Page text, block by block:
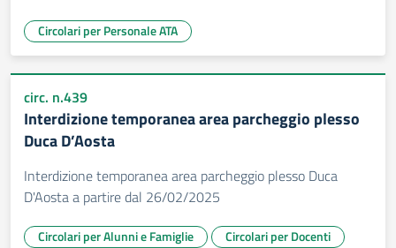
Circolari per Personale ATA
circ. n.439
Interdizione temporanea area parcheggio plesso
Duca D’Aosta
Interdizione temporanea area parcheggio plesso Duca
D'Aosta a partire dal 26/02/2025
Circolari per Alunni e Famiglie
Circolari per Docenti